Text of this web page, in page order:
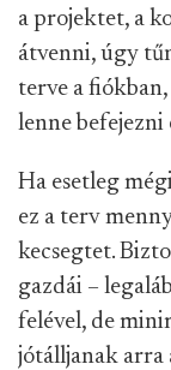
a projektet, a
átvenni, úgy
terve a
lenne befejezni
Ha esetleg
ez a terv
kecsegtet.
gazdái –
felével, de
jótálljanak arra